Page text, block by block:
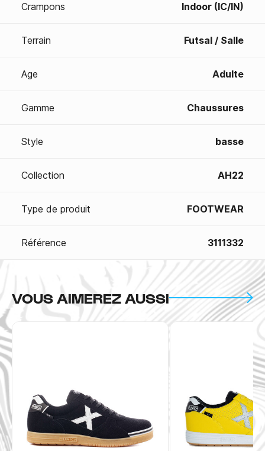
Crampons Indoor (IC/IN)
Terrain Futsal / Salle
Age Adulte
Gamme Chaussures
Style basse
Collection AH22
Type de produit FOOTWEAR
Référence 3111332
VOUS AIMEREZ AUSSI